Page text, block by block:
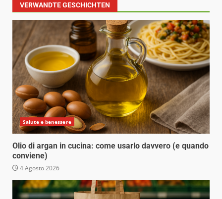
VERWANDTE GESCHICHTEN
Salute e benessere
Olio di argan in cucina: come usarlo davvero (e quando
conviene)
4 Agosto 2026